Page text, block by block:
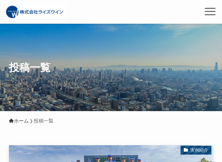
投稿一覧
ホーム 投稿一覧
実例紹介